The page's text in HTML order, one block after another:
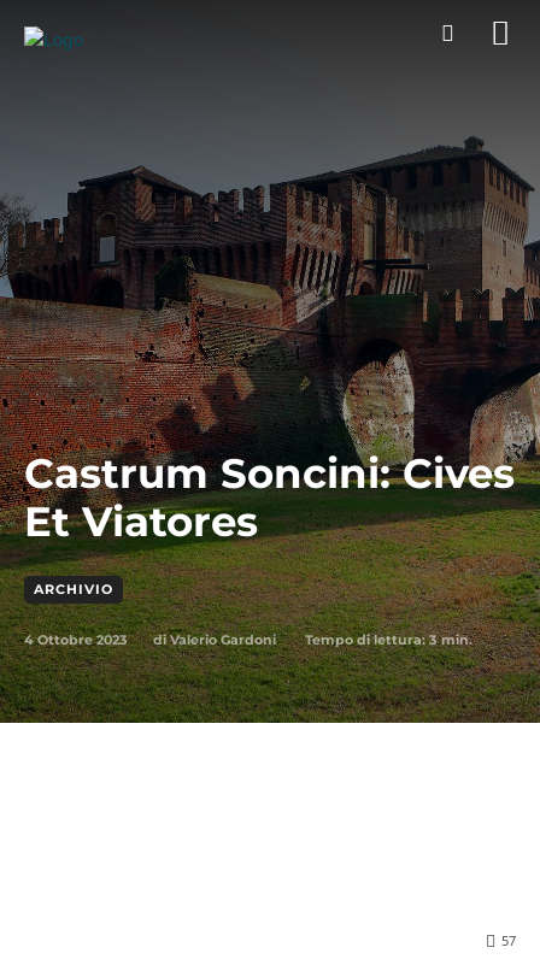
Castrum Soncini: Cives
Et Viatores
ARCHIVIO
4 Ottobre 2023 di Valerio Gardoni Tempo di lettura:3min.
57